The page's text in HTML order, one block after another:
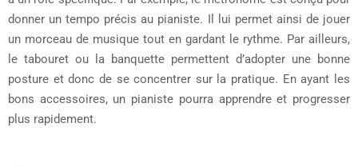
donner un tempo précis au pianiste. Il lui permet ainsi de jouer
un morceau de musique tout en gardant le rythme. Par ailleurs,
le tabouret ou la banquette permettent d’adopter une bonne
posture et donc de se concentrer sur la pratique. En ayant les
bons accessoires, un pianiste pourra apprendre et progresser
plus rapidement.